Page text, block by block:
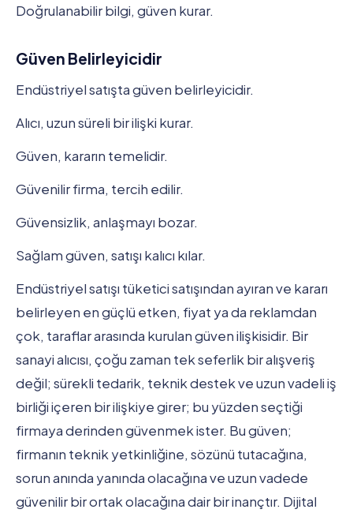
Doğrulanabilir bilgi, güven kurar.
Güven Belirleyicidir
Endüstriyel satışta güven belirleyicidir.
Alıcı, uzun süreli bir ilişki kurar.
Güven, kararın temelidir.
Güvenilir firma, tercih edilir.
Güvensizlik, anlaşmayı bozar.
Sağlam güven, satışı kalıcı kılar.
Endüstriyel satışı tüketici satışından ayıran ve kararı
belirleyen en güçlü etken, fiyat ya da reklamdan
çok, taraflar arasında kurulan güven ilişkisidir. Bir
sanayi alıcısı, çoğu zaman tek seferlik bir alışveriş
değil; sürekli tedarik, teknik destek ve uzun vadeli iş
birliği içeren bir ilişkiye girer; bu yüzden seçtiği
firmaya derinden güvenmek ister. Bu güven;
firmanın teknik yetkinliğine, sözünü tutacağına,
sorun anında yanında olacağına ve uzun vadede
güvenilir bir ortak olacağına dair bir inançtır. Dijital